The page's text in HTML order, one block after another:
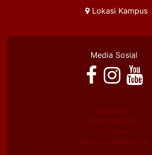
Lokasi Kampus
Media Sosial
WebStat /
216.73.216.223: /
32.6 ms /
59 ON / 47263958 VI